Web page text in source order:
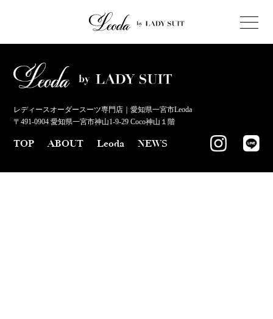
レディースオーダースーツ専門店｜愛知県一宮市Leoda
〒491-0904 愛知県一宮市神山1-9-29 Coco神山１階
TOP ABOUT Leoda NEWS